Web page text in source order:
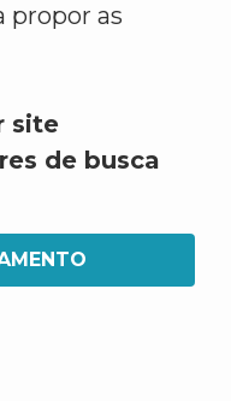
propor as
site
de busca